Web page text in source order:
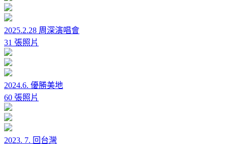
2025.2.28 周深演唱會
31 張照片
2024.6. 優勝美地
60 張照片
2023. 7. 回台灣